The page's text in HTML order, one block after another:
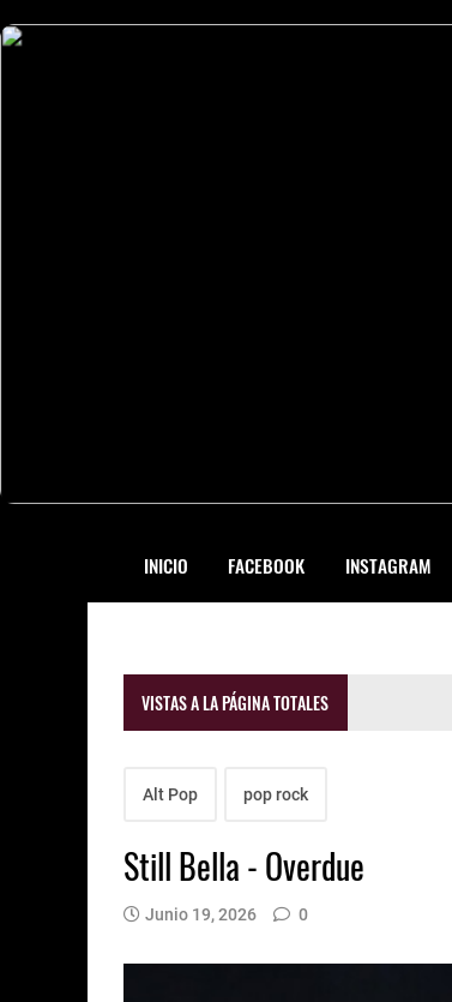
INICIO FACEBOOK INSTAGRAM
VISTAS A LA PÁGINA TOTALES
Alt Pop pop rock
Still Bella - Overdue
Junio 19, 2026 0